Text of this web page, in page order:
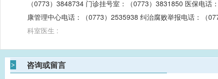
（0773）3848734 门诊挂号室：（0773）3831850 医保电
康管理中心电话：（0773）2535938 纠治腐败举报电话：（
科室医生 :